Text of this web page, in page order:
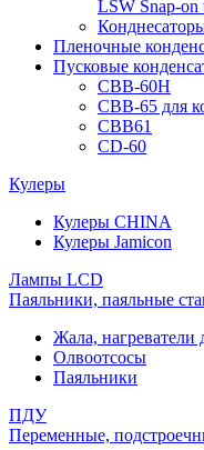
LSW Snap-on
Пленочные
Пусковые
CBB-60H
CBB-65 для
CBB61
CD-60
Кулеры
Кулеры CHINA
Кулеры Jamicon
Лампы LCD
Паяльники, паяльные
Жала, нагреватели
Олвоотсосы
Паяльники
ПДУ
Переменные,